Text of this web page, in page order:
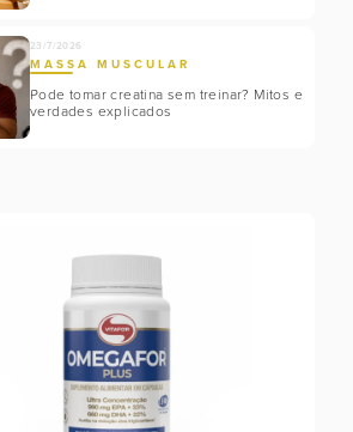
23/7/2026
MASSA MUSCULAR
Pode tomar creatina sem treinar? Mitos e
verdades explicados